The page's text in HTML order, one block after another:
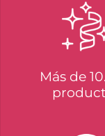
Más de